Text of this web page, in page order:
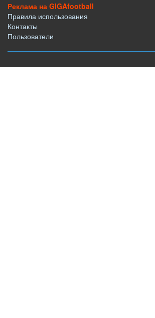
Реклама на GIGAfootball
Правила использования
Контакты
Пользователи